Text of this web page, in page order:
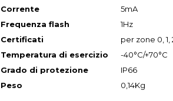
Corrente
5mA
Frequenza flash
1Hz
Certificati
per zone 0, 1,
Temperatura di esercizio
-40°C/+70°C
Grado di protezione
IP66
Peso
0,14Kg